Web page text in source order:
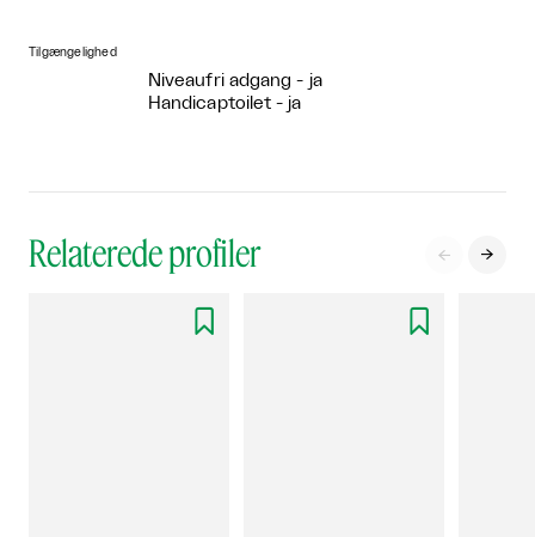
Tilgængelighed
Niveaufri adgang - ja
Handicaptoilet - ja
Relaterede profiler  
 